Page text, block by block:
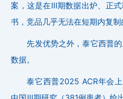
案，这是在Ⅲ期数据出炉、正
书，竞品几乎无法在短期内复制
先发优势之外，泰它西普
数据。
泰它西普2025 ACR年会